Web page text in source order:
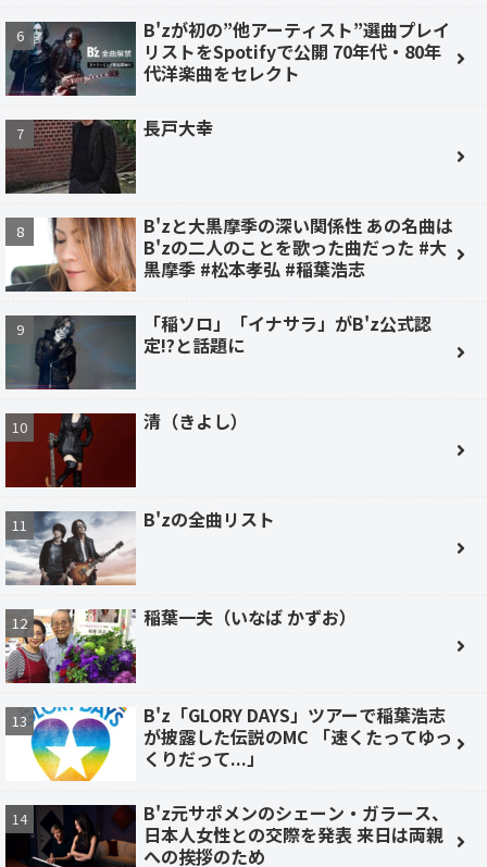
B'zが初の”他アーティスト”選曲プレイ
リストをSpotifyで公開 70年代・80年
代洋楽曲をセレクト
長戸大幸
B'zと大黒摩季の深い関係性 あの名曲は
B'zの二人のことを歌った曲だった #大
黒摩季 #松本孝弘 #稲葉浩志
「稲ソロ」「イナサラ」がB'z公式認
定!?と話題に
清（きよし）
B'zの全曲リスト
稲葉一夫（いなば かずお）
B'z「GLORY DAYS」ツアーで稲葉浩志
が披露した伝説のMC 「速くたってゆっ
くりだって...」
B'z元サポメンのシェーン・ガラース、
日本人女性との交際を発表 来日は両親
への挨拶のため